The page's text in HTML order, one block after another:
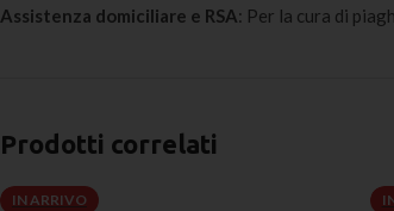
Assistenza domiciliare e RSA: Per la cura di
Prodotti correlati
IN ARRIVO